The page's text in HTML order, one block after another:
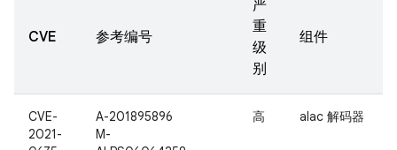
CVE 参考编号
严
重
级
别
组件
CVE-
2021-
A-201895896
M-
高 alac 解码器